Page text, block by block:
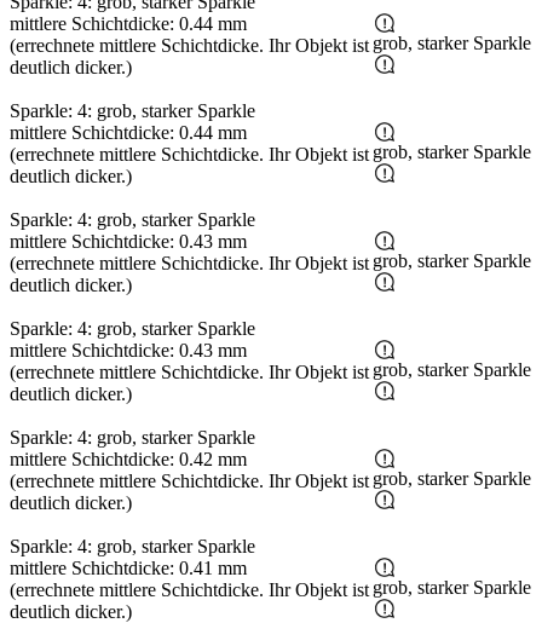
mittlere Schichtdicke: 0.44 mm
(errechnete mittlere Schichtdicke. Ihr Objekt ist
deutlich dicker.)
Sparkle: 4: grob, starker Sparkle
grob, starker Sparkle
mittlere Schichtdicke: 0.44 mm
(errechnete mittlere Schichtdicke. Ihr Objekt ist
deutlich dicker.)
Sparkle: 4: grob, starker Sparkle
grob, starker Sparkle
mittlere Schichtdicke: 0.43 mm
(errechnete mittlere Schichtdicke. Ihr Objekt ist
deutlich dicker.)
Sparkle: 4: grob, starker Sparkle
grob, starker Sparkle
mittlere Schichtdicke: 0.43 mm
(errechnete mittlere Schichtdicke. Ihr Objekt ist
deutlich dicker.)
Sparkle: 4: grob, starker Sparkle
grob, starker Sparkle
mittlere Schichtdicke: 0.42 mm
(errechnete mittlere Schichtdicke. Ihr Objekt ist
deutlich dicker.)
Sparkle: 4: grob, starker Sparkle
grob, starker Sparkle
mittlere Schichtdicke: 0.41 mm
(errechnete mittlere Schichtdicke. Ihr Objekt ist
deutlich dicker.)
grob, starker Sparkle